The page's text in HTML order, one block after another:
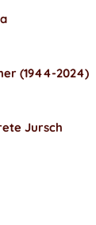
(1944-2024)
Jursch